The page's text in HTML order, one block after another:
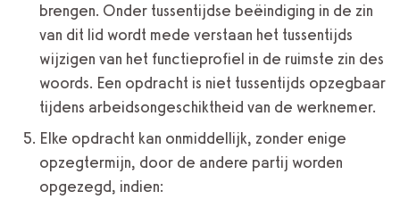
brengen. Onder tussentijdse beëindiging in de zin
van dit lid wordt mede verstaan het tussentijds
wijzigen van het functieprofiel in de ruimste zin des
woords. Een opdracht is niet tussentijds opzegbaar
tijdens arbeidsongeschiktheid van de werknemer.
Elke opdracht kan onmiddellijk, zonder enige
opzegtermijn, door de andere partij worden
opgezegd, indien: